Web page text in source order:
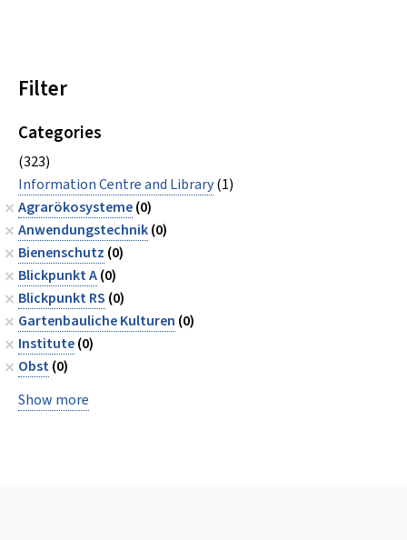
Filter
Categories
(323)
Information Centre and Library(1)
Agrarökosysteme(0)
Anwendungstechnik(0)
Bienenschutz (0)
Blickpunkt A(0)
Blickpunkt RS (0)
Gartenbauliche Kulturen (0)
Institute(0)
Obst(0)
Show more